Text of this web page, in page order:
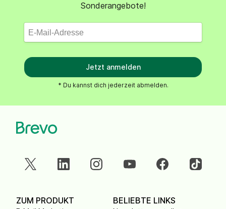
Sonderangebote!
Jetzt anmelden
* Du kannst dich jederzeit abmelden.
ZUM PRODUKT BELIEBTE LINKS